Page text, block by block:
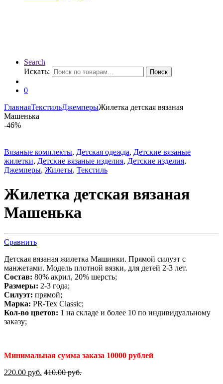
Search
Искать:
Поиск
0
ГлавнаяТекстильДжемперыЖилетка детская вязаная
Машенька
-46%
Вязаные комплекты, Детская одежда, Детские вязаные
жилетки, Детские вязаные изделия, Детские изделия,
Джемперы, Жилеты, Текстиль
Жилетка детская вязаная
Машенька
Сравнить
Детская вязаная жилетка Машинки. Прямой силуэт с
манжетами. Модель плотной вязки, для детей 2-3 лет.
Состав: 80% акрил, 20% шерсть;
Размеры: 2-3 года;
Силуэт: прямой;
Марка: PR-Tex Classic;
Кол-во цветов: 1 на складе и более 10 по индивидуальному
заказу;
Минимальная сумма заказа 10000 рублей
220.00 руб. 410.00руб.